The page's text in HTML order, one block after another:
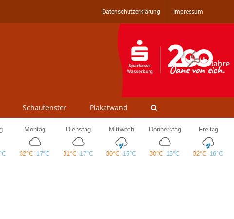
Datenschutzerklärung Impressum
Schaufenster Plakatwand